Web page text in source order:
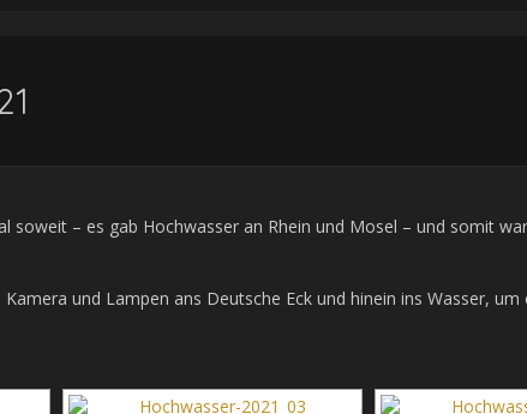
soweit – es gab Hochwasser an Rhein und Mosel – und somit
und Lampen ans Deutsche Eck und hinein ins Wasser, um